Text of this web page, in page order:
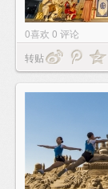
0喜欢 0 评论
转贴